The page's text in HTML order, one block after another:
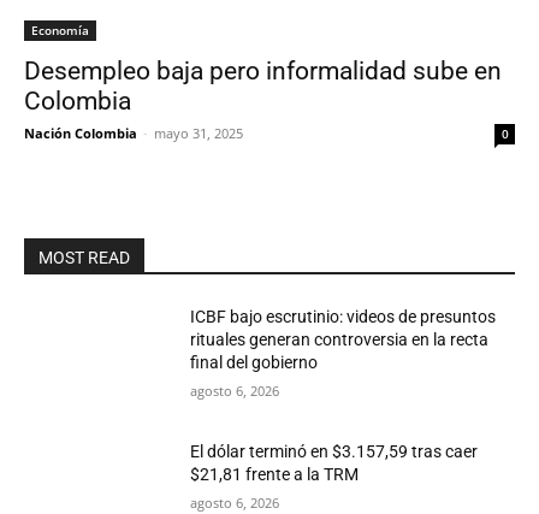
Economía
Desempleo baja pero informalidad sube en
Colombia
Nación Colombia - mayo 31, 2025 0
MOST READ
ICBF bajo escrutinio: videos de presuntos
rituales generan controversia en la recta
final del gobierno
agosto 6, 2026
El dólar terminó en $3.157,59 tras caer
$21,81 frente a la TRM
agosto 6, 2026